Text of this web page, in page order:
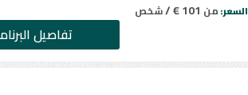
السعر: من 101 € / شخص
تفاصيل